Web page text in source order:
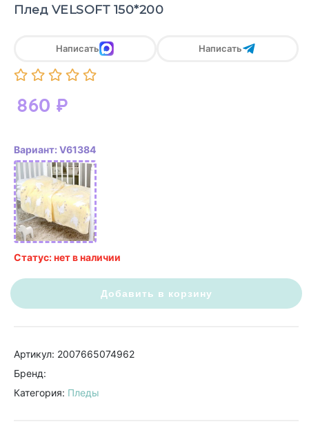
Плед VELSOFT 150*200
860 ₽
Написать Написать
Вариант: V61384
Статус: нет в наличии
Добавить в корзину
Артикул: 2007665074962
Бренд:
Категория: Пледы